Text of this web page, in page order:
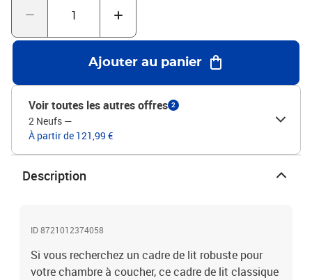
de lit vous offre un excellent soutien du dos lorsque vous vous
:Un matelas n'est pas inclus avec ce lit. Nous offrons une sélection
variée de matelas. Vous pouvez consulter notre boutique pour
trouver un matelas assorti.Couleur : noirMatériau :
acierDimensions totales : 207 x 146 x 90,5 cm (L x l x
H)Dimensions du matelas correspondant : 140 x 200 cm (l x L)
(matelas non inclus)Assemblage requis : oui
Ajouter au panier
Voir toutes les autres offres 2
2 Neufs —
À partir de 121,99 €
Description
ID 8721012374058
Si vous recherchez un cadre de lit robuste pour
votre chambre à coucher, ce cadre de lit classique